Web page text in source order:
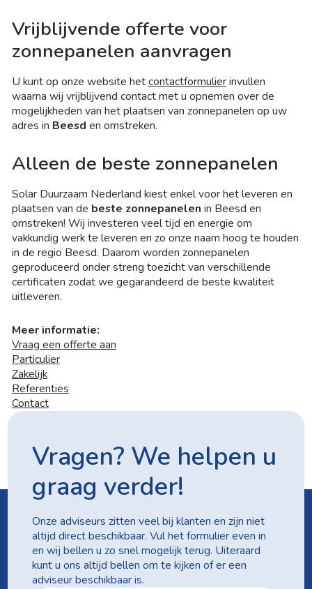
Vrijblijvende offerte voor
zonnepanelen aanvragen
U kunt op onze website hetcontactformulierinvullen
waarna wij vrijblijvend contact met u opnemen over de
mogelijkheden van het plaatsen van zonnepanelen op uw
adres in Beesd en omstreken.
Alleen de beste zonnepanelen
Solar Duurzaam Nederland kiest enkel voor het leveren en
plaatsen van de beste zonnepanelen in Beesd en
omstreken! Wij investeren veel tijd en energie om
vakkundig werk te leveren en zo onze naam hoog te houden
in de regio Beesd. Daarom worden zonnepanelen
geproduceerd onder streng toezicht van verschillende
certificaten zodat we gegarandeerd de beste kwaliteit
uitleveren.
Meer informatie:
Vraag een offerte aan
Particulier
Zakelijk
Referenties
Contact
Vragen? We helpen u
graag verder!
Onze adviseurs zitten veel bij klanten en zijn niet
altijd direct beschikbaar. Vul het formulier even in
en wij bellen u zo snel mogelijk terug. Uiteraard
kunt u ons altijd bellen om te kijken of er een
adviseur beschikbaar is.